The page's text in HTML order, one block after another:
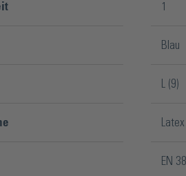
1
Blau
L (9)
Latex
EN